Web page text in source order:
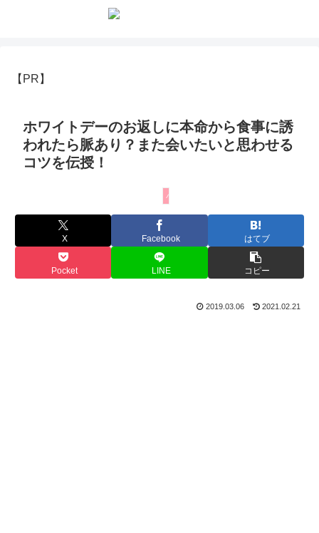
【PR】
ホワイトデーのお返しに本命から食事に誘
われたら脈あり？また会いたいと思わせる
コツを伝授！
バレンタイン・ホワイトデー
X Facebook はてブ
Pocket LINE コピー
2019.03.06 2021.02.21